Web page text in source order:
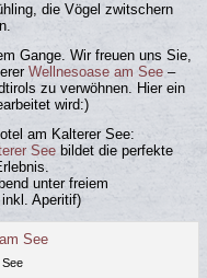
die Vögel zwitschern
Gange. Wir freuen uns Sie,
Wellnesoase am See –
zu verwöhnen. Hier ein
wird:)
am Kalterer See:
See bildet die perfekte
unter freiem
Aperitif)